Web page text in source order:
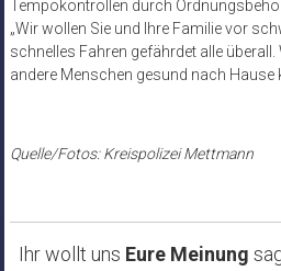
Tempokontrollen durch
„Wir wollen Sie und Ihre Familie vor
schnelles Fahren gefährdet alle
andere Menschen gesund nach Hause
Quelle/Fotos: Kreispolizei Mettmann
Ihr wollt uns Eure Meinung